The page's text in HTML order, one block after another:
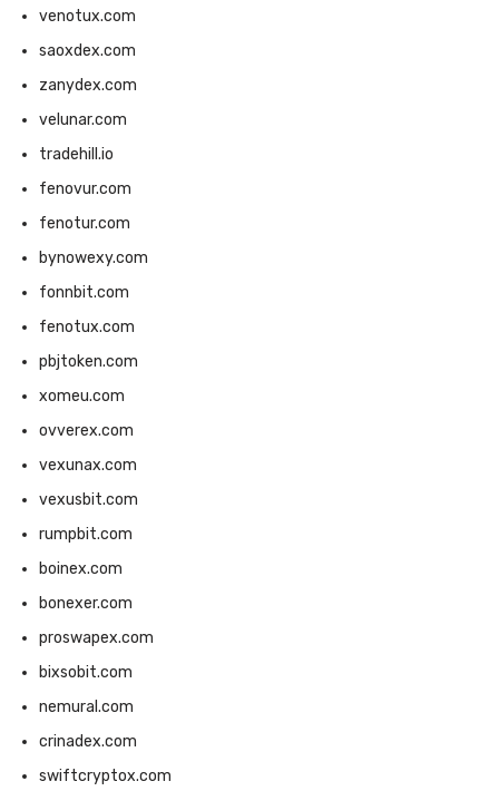
venotux.com
saoxdex.com
zanydex.com
velunar.com
tradehill.io
fenovur.com
fenotur.com
bynowexy.com
fonnbit.com
fenotux.com
pbjtoken.com
xomeu.com
ovverex.com
vexunax.com
vexusbit.com
rumpbit.com
boinex.com
bonexer.com
proswapex.com
bixsobit.com
nemural.com
crinadex.com
swiftcryptox.com